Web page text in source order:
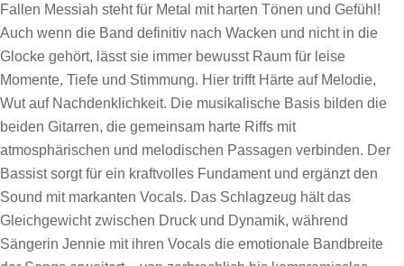
Fallen Messiah steht für Metal mit harten Tönen und Gefühl!
Auch wenn die Band definitiv nach Wacken und nicht in die
Glocke gehört, lässt sie immer bewusst Raum für leise
Momente, Tiefe und Stimmung. Hier trifft Härte auf Melodie,
Wut auf Nachdenklichkeit. Die musikalische Basis bilden die
beiden Gitarren, die gemeinsam harte Riffs mit
atmosphärischen und melodischen Passagen verbinden. Der
Bassist sorgt für ein kraftvolles Fundament und ergänzt den
Sound mit markanten Vocals. Das Schlagzeug hält das
Gleichgewicht zwischen Druck und Dynamik, während
Sängerin Jennie mit ihren Vocals die emotionale Bandbreite